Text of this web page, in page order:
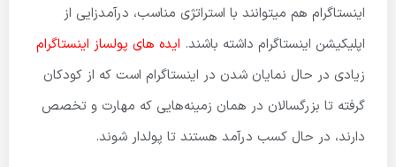
اینستاگرام هم میتوانند با استراتژی مناسب، درآمدزایی از
اپلیکیشن اینستاگرام داشته باشند. ایده های پولساز اینستاگرام
زیادی در حال نمایان شدن در اینستاگرام است که از کودکان
گرفته تا بزرگسالان در همان زمینه‌هایی که مهارت و تخصص
دارند، در حال کسب درآمد هستند تا پولدار شوند.